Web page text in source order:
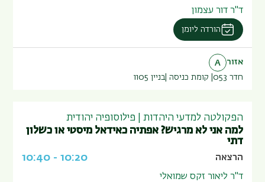
ד"ר דור עצמון
הורדה ליומן
אזור
A
חדר 053
קומת כניסה בניין 1105
הפקולטה למדעי היהדות | פילוסופיה יהודית
למה אני לא מרגיש? אפתיה כאידאל מיסטי או כשלון
דתי
הרצאה 10:20
-
10:40
ד"ר ליאור זקס שמואלי